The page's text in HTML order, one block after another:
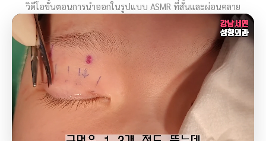
วิดีโอขั้นตอนการนำออกในรูปแบบ ASMR ที่สั้นและผ่อนคลาย